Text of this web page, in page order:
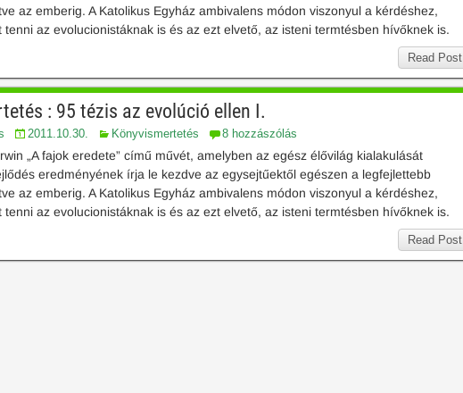
az emberig. A Katolikus Egyház ambivalens módon viszonyul a kérdéshez,
tenni az evolucionistáknak is és az ezt elvető, az isteni termtésben hívőknek is.
Read Post
: 95 tézis az evolúció ellen I.
2011.10.30. Könyvismertetés 8 hozzászólás
„A fajok eredete” című művét, amelyben az egész élővilág kialakulását
eredményének írja le kezdve az egysejtűektől egészen a legfejlettebb
az emberig. A Katolikus Egyház ambivalens módon viszonyul a kérdéshez,
tenni az evolucionistáknak is és az ezt elvető, az isteni termtésben hívőknek is.
Read Post